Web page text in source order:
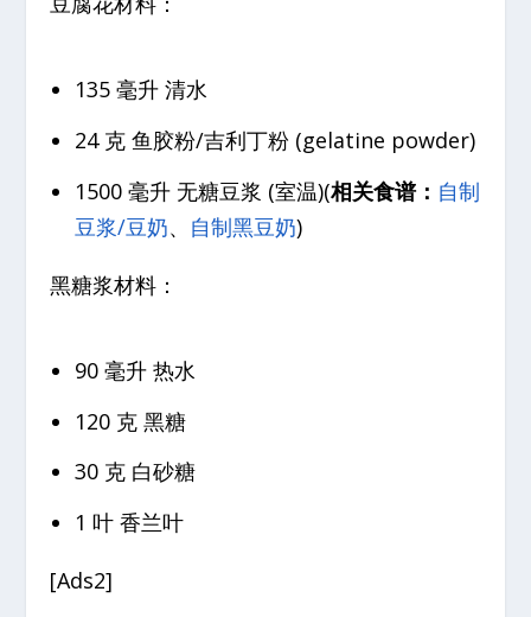
135 毫升 清水
24 克 鱼胶粉/吉利丁粉 (gelatine powder)
1500 毫升 无糖豆浆 (室温)(相关食谱： 自制
豆浆/豆奶、 自制黑豆奶)
黑糖浆材料：
90 毫升 热水
120 克 黑糖
30 克 白砂糖
1 叶 香兰叶
[Ads2]